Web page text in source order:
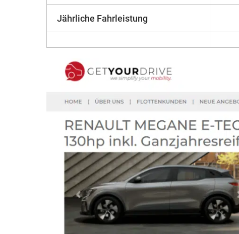
Jährliche Fahrleistung